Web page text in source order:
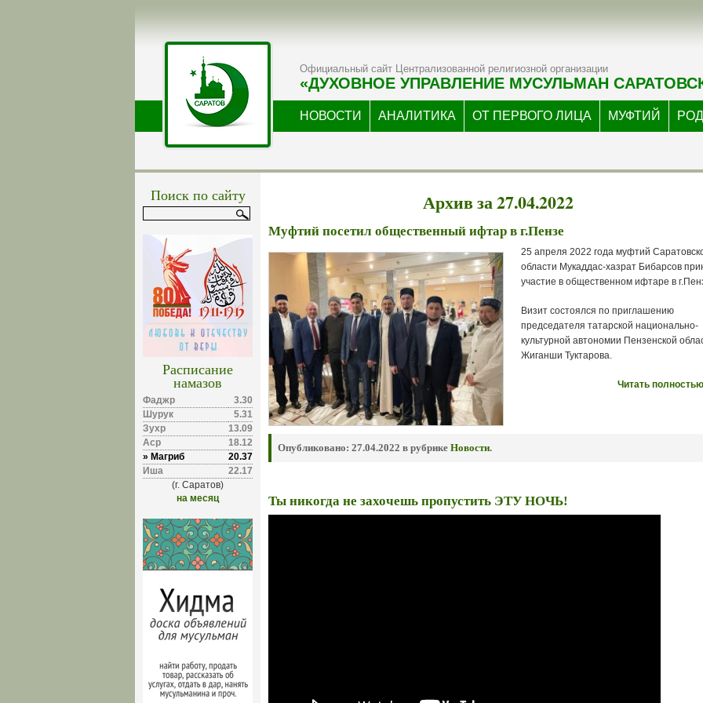
Официальный сайт Централизованной религиозной организации
«ДУХОВНОЕ УПРАВЛЕНИЕ МУСУЛЬМАН
НОВОСТИ АНАЛИТИКА ОТ ПЕРВОГО ЛИЦА МУФТИЙ
Поиск по сайту
Расписание
намазов
Фаджр
3.30
Шурук
5.31
Зухр
13.09
Аср
18.12
» Магриб
20.37
Иша
22.17
(г. Саратов)
на месяц
Архив за 27.04.2022
Муфтий посетил общественный ифтар в г.Пензе
25 апреля 2022 года муфтий
области Мукаддас-хазрат Бибарсов
участие в общественном ифтаре в
Визит состоялся по приглашению
председателя татарской национально-
культурной автономии Пензенской
Жиганши Туктарова.
Читать
Опубликовано: 27.04.2022 в рубрике Новости.
Ты никогда не захочешь пропустить ЭТУ НОЧЬ!